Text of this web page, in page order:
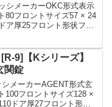
シメーカーOKC形式表示
80フロントサイズ57 × 24
ア厚25フロント形状フロ
9]【Kシリーズ】
関錠
メーカーAGENT形式玄
100フロントサイズ128 ×
ドア厚27フロント形状